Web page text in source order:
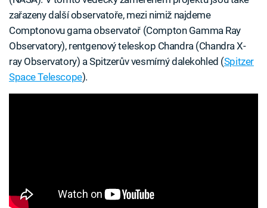
zařazeny další observatoře, mezi nimiž najdeme
Comptonovu gama observatoř (Compton Gamma Ray
Observatory), rentgenový teleskop Chandra (Chandra X-
ray Observatory) a Spitzerův vesmírný dalekohled (Spitzer
Space Telescope).